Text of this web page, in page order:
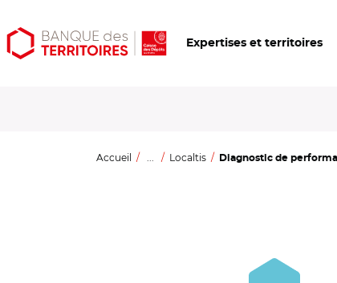
Aller
au
Aller
au
Ouvrir
les
Expertises et territoires
Accueil ... Localtis Diagnostic de